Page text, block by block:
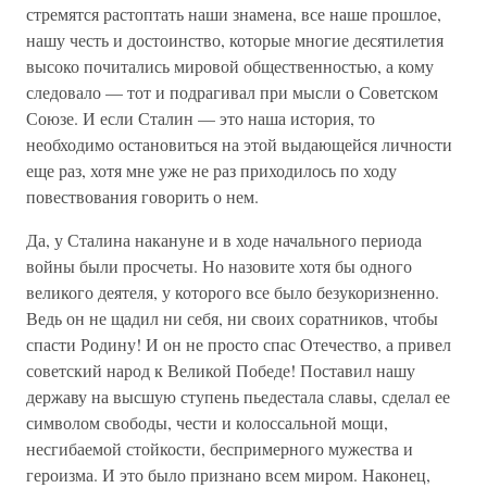
стремятся растоптать наши знамена, все наше прошлое,
нашу честь и достоинство, которые многие десятилетия
высоко почитались мировой общественностью, а кому
следовало — тот и подрагивал при мысли о Советском
Союзе. И если Сталин — это наша история, то
необходимо остановиться на этой выдающейся личности
еще раз, хотя мне уже не раз приходилось по ходу
повествования говорить о нем.
Да, у Сталина накануне и в ходе начального периода
войны были просчеты. Но назовите хотя бы одного
великого деятеля, у которого все было безукоризненно.
Ведь он не щадил ни себя, ни своих соратников, чтобы
спасти Родину! И он не просто спас Отечество, а привел
советский народ к Великой Победе! Поставил нашу
державу на высшую ступень пьедестала славы, сделал ее
символом свободы, чести и колоссальной мощи,
несгибаемой стойкости, беспримерного мужества и
героизма. И это было признано всем миром. Наконец,